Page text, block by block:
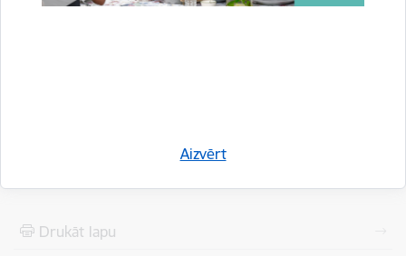
Aizvērt
Drukāt lapu